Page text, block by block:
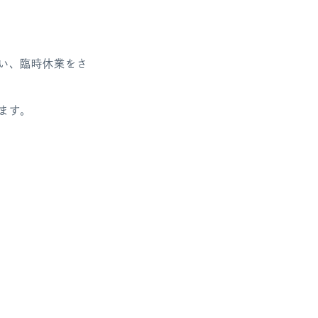
、臨時休業をさ
す。